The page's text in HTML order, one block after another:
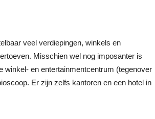
veel verdiepingen, winkels en
Misschien wel nog imposanter is
winkel- en entertainmentcentrum (tegenover
Er zijn zelfs kantoren en een hotel in